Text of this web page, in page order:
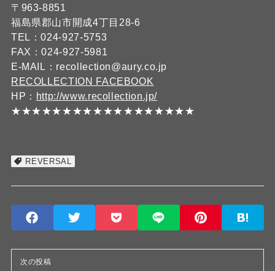
〒963-8851
福島県郡山市開成4丁目28-6
TEL：024-927-5753
FAX：024-927-5981
E-MAIL：recollection@aury.co.jp
RECOLLECTION FACEBOOK
HP： http://www.recollection.jp/
★★★★★★★★★★★★★★★★★★
REVERSAL
次の投稿